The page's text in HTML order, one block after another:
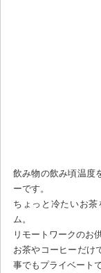
飲み物の飲み頃温度
ーです。
ちょっと冷たいお
ム。
リモートワークのお
お茶やコーヒーだけ
事でもプライベート